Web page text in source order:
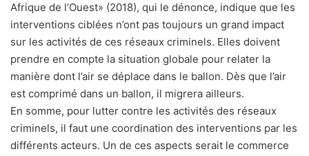
Afrique de l’Ouest» (2018), qui le dénonce, indique que les
interventions ciblées n’ont pas toujours un grand impact
sur les activités de ces réseaux criminels. Elles doivent
prendre en compte la situation globale pour relater la
manière dont l’air se déplace dans le ballon. Dès que l’air
est comprimé dans un ballon, il migrera ailleurs.
En somme, pour lutter contre les activités des réseaux
criminels, il faut une coordination des interventions par les
différents acteurs. Un de ces aspects serait le commerce